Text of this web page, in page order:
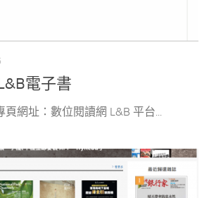
電子書
網址：數位閱讀網 L&B 平台...